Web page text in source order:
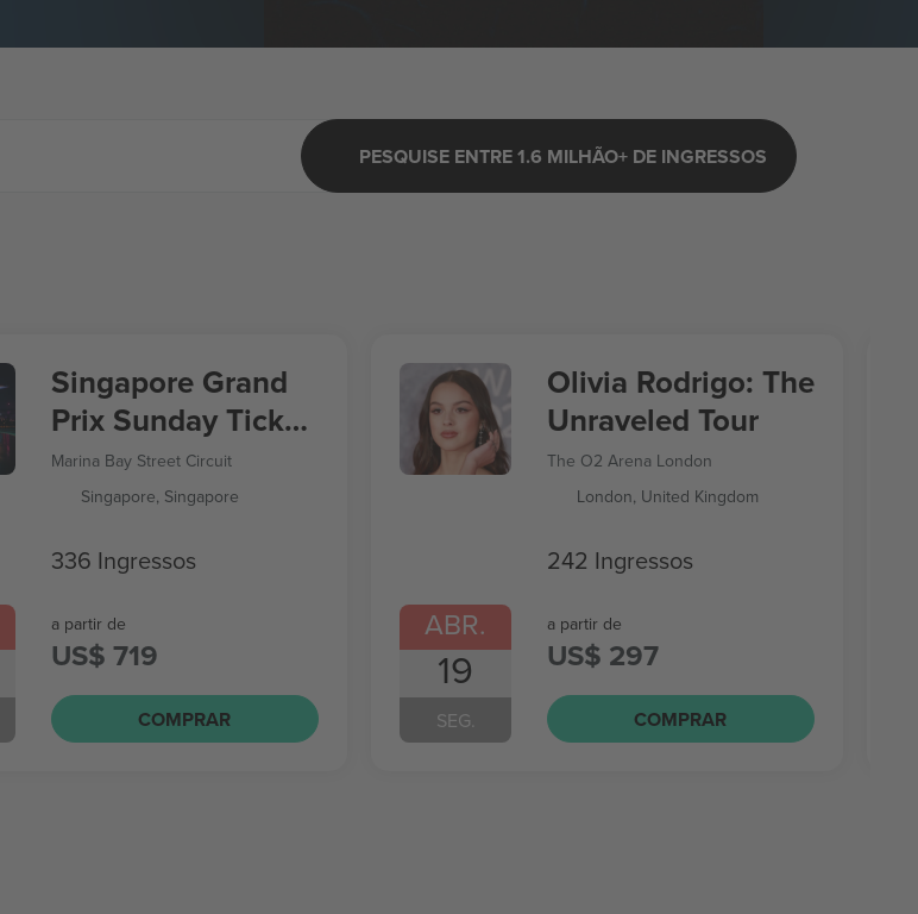
PESQUISE ENTRE 1.6 MILHÃO+ DE INGRESSOS
Singapore Grand
Prix Sunday Ticket
Formula 1
Marina Bay Street Circuit
Singapore, Singapore
336 Ingressos
a partir de
US$ 719
COMPRAR
ABR.
19
SEG.
Olivia Rodrigo: The
Unraveled Tour
The O2 Arena London
London, United Kingdom
242 Ingressos
a partir de
US$ 297
COMPRAR